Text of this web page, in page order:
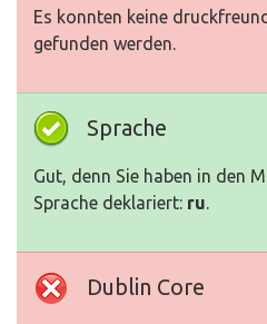
Es konnten keine
gefunden werden.
Sprache
Gut, denn Sie haben in den
Sprache deklariert: ru.
Dublin Core